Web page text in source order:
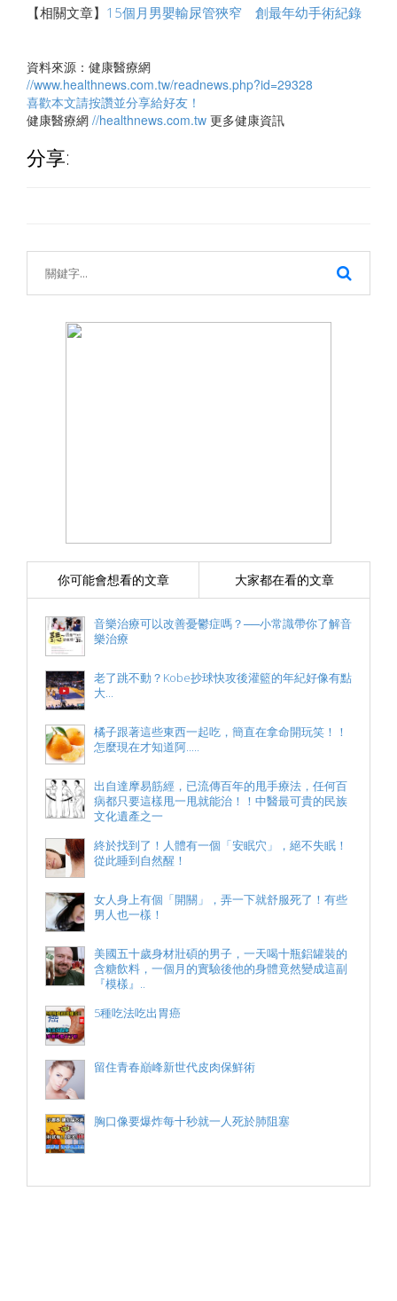
【相關文章】 15個月男嬰輸尿管狹窄 創最年幼手術紀錄
資料來源：健康醫療網
//www.healthnews.com.tw/readnews.php?id=29328
喜歡本文請按讚並分享給好友！
健康醫療網 //healthnews.com.tw 更多健康資訊
分享:
你可能會想看的文章 大家都在看的文章
音樂治療可以改善憂鬱症嗎？──小常識帶你了解音
樂治療
老了跳不動？Kobe抄球快攻後灌籃的年紀好像有點
大...
橘子跟著這些東西一起吃，簡直在拿命開玩笑！！
怎麼現在才知道阿.....
出自達摩易筋經，已流傳百年的甩手療法，任何百
病都只要這樣甩一甩就能治！！中醫最可貴的民族
文化遺產之一
終於找到了！人體有一個「安眠穴」，絕不失眠！
從此睡到自然醒！
女人身上有個「開關」，弄一下就舒服死了！有些
男人也一樣！
美國五十歲身材壯碩的男子，一天喝十瓶鋁罐裝的
含糖飲料，一個月的實驗後他的身體竟然變成這副
『模樣』..
5種吃法吃出胃癌
留住青春巔峰新世代皮肉保鮮術
胸口像要爆炸每十秒就一人死於肺阻塞